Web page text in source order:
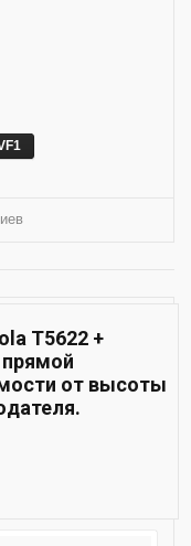
T5622 +
от высоты